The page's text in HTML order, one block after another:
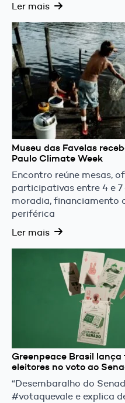
Ler mais
Museu das Favelas
Paulo Climate Week
Encontro reúne mesas,
participativas entre 4 e
moradia, financiamento
periférica
Ler mais
Greenpeace Brasil
eleitores no voto ao
“Desembaralho do
#votaquevale e explica